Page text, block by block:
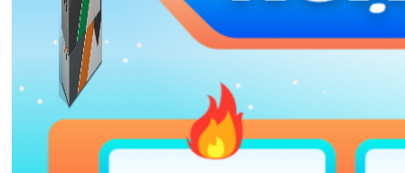
Combo ATP
Combo ATP Mobile